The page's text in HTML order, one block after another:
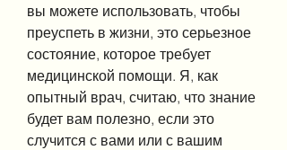
вы можете использовать, чтобы
преуспеть в жизни, это серьезное
состояние, которое требует
медицинской помощи. Я, как
опытный врач, считаю, что знание
будет вам полезно, если это
случится с вами или с вашим